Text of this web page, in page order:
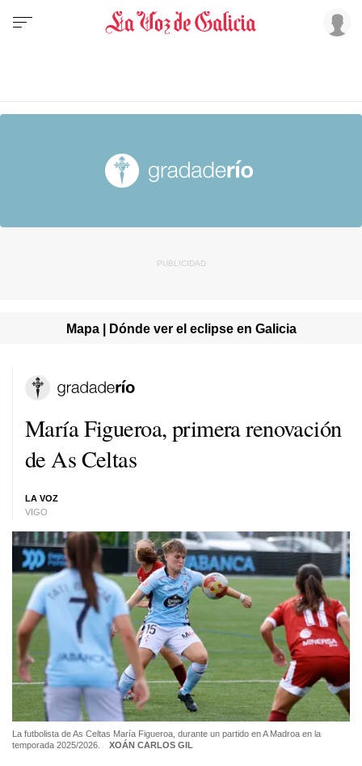
Mapa | Dónde ver el eclipse en Galicia
María Figueroa, primera renovación
de As Celtas
LA VOZ
VIGO
La futbolista de As Celtas María Figueroa, durante un partido en A Madroa en la
temporada 2025/2026.
XOÁN CARLOS GIL